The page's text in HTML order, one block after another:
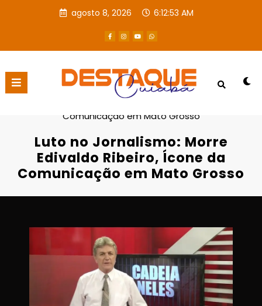
agosto 8, 2026 6:12:54 AM
Página inicial
Destaques
Comunicação em Mato Grosso
Luto no Jornalismo: Morre
Edivaldo Ribeiro, Ícone da
Comunicação em Mato Grosso